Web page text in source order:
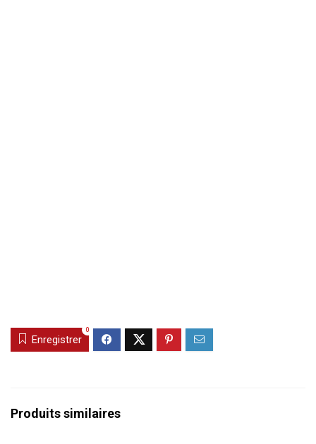
Enregistrer
0
Produits similaires